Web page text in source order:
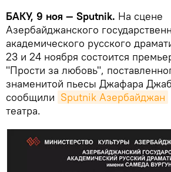
БАКУ, 9 ноя — Sputnik. На сцене
Азербайджанского
академического русского
23 и 24 ноября состоится
"Прости за любовь",
знаменитой пьесы Джафара
сообщили Sputnik Азербайджан
театра.